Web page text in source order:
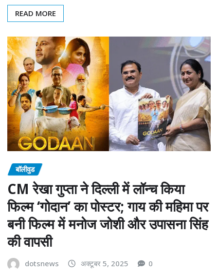
READ MORE
बॉलीवुड
CM रेखा गुप्ता ने दिल्ली में लॉन्च किया
फिल्म ‘गोदान’ का पोस्टर; गाय की महिमा पर
बनी फिल्म में मनोज जोशी और उपासना सिंह
की वापसी
dotsnews अक्टूबर 5, 2025 0